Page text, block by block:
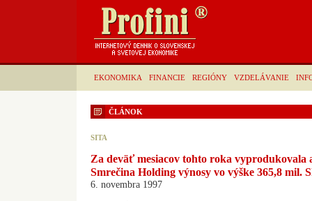
EKONOMIKA FINANCIE REGIÓNY VZDELÁVANIE
ČLÁNOK
SITA
Za deväť mesiacov tohto roka vyprodukovala
Smrečina Holding výnosy vo výške 365,8 mil.
6. novembra 1997